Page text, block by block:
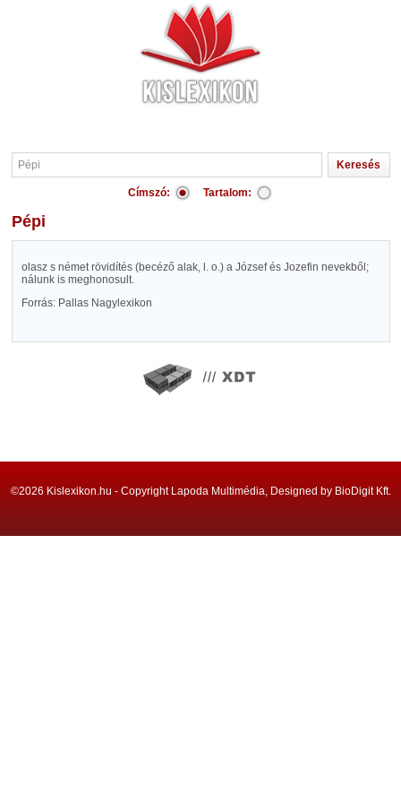
Címszó: Tartalom:
Pépi
olasz s német rövidítés (becéző alak, l. o.) a József és Jozefin nevekből;
nálunk is meghonosult.
Forrás: Pallas Nagylexikon
©2026 Kislexikon.hu - Copyright Lapoda Multimédia, Designed by BioDigit Kft.